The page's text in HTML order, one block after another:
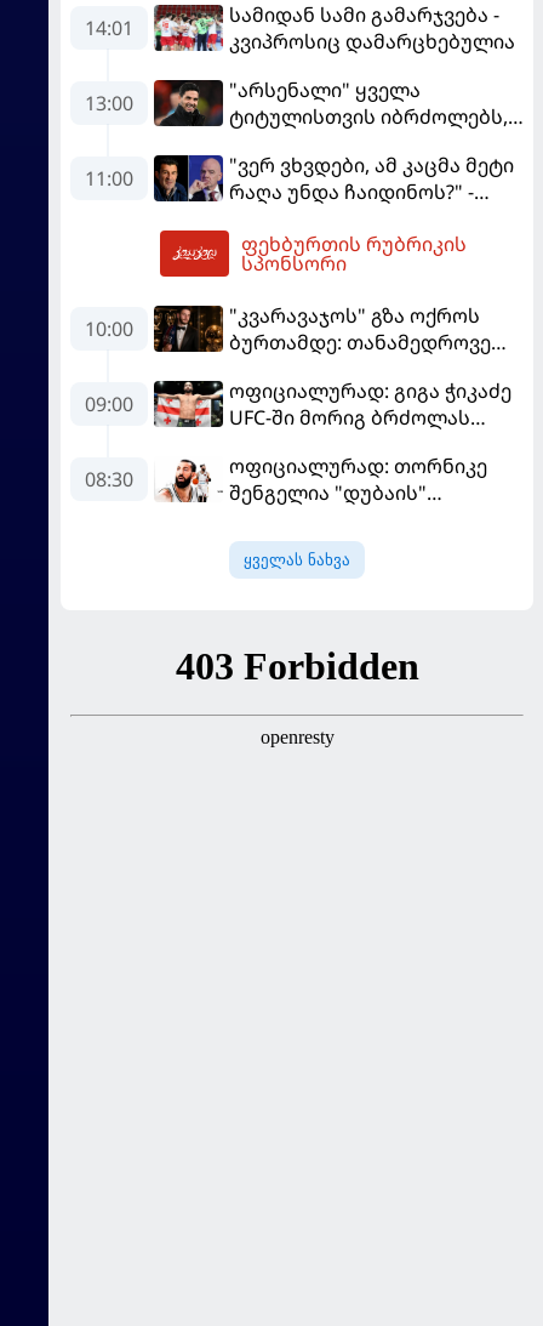
14:01
სამიდან სამი გამარჯვება -
კვიპროსიც დამარცხებულია
13:00
"არსენალი" ყველა
ტიტულისთვის იბრძოლებს,
გვსურს" - მიკელ არტეტა
11:00
"ვერ ვხვდები, ამ კაცმა მეტი
რაღა უნდა ჩაიდინოს?" -
გადადგომას მოითხოვს
ფეხბურთის რუბრიკის
სპონსორი
10:00
"კვარავაჯოს" გზა ოქროს
ბურთამდე: თანამედროვე
09:00
ოფიციალურად: გიგა ჭიკაძე
UFC-ში მორიგ ბრძოლას
08:30
ოფიციალურად: თორნიკე
შენგელია "დუბაის"
ყველას ნახვა